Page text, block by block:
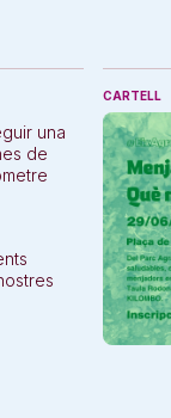
una
de
CARTELL